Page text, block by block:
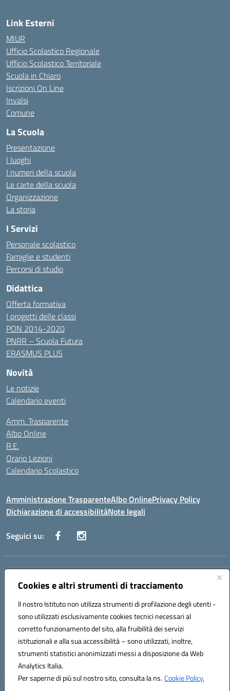
Cookies e altri strumenti di tracciamento
Il nostro Istituto non utilizza strumenti di profilazione degli utenti -
sono utilizzati esclusivamente cookies tecnici necessari al
corretto funzionamento del sito, alla fruibilità dei servizi
istituzionali e alla sua accessibilità – sono utilizzati, inoltre,
strumenti statistici anonimizzati messi a disposizione da Web
Analytics Italia.
Per saperne di più sul nostro sito, consulta la ns.Cookie Policy.
Link Esterni
MIUR
Ufficio Scolastico Regionale
Ufficio Scolastico Territoriale
Scuola in Chiaro
Iscrizioni On Line
Invalsi
Comune
La Scuola
Presentazione
I luoghi
I numeri della scuola
Le carte della scuola
Organizzazione
La storia
I Servizi
Personale scolastico
Famiglie e studenti
Percorsi di studio
Didattica
Offerta formativa
I progetti delle classi
PON 2014-2020
PNRR – Scuola Futura
ERASMUS PLUS
Novità
Le notizie
Calendario eventi
Amm. Trasparente
Albo Online
R.E.
Orario Lezioni
Calendario Scolastico
Amministrazione TrasparenteAlbo OnlinePrivacy Policy
Dichiarazione di accessibilitàNote legali
Seguici su:
Indirizzo:Via Vecchini n. 2, Ancona 60123 - Via M. Marini n. 33, Ancona
60129
Posta elettronica certificata (PEC):anis01200g@pec.istruzione.it
Codice fiscale: 93122280428
Codice meccanografico:ANIS01200G
Codice Indice delle Pubbliche Amministrazioni (IPA): istsc_ANIS01200G
Codice unico di fatturazione (CUF): UF434M